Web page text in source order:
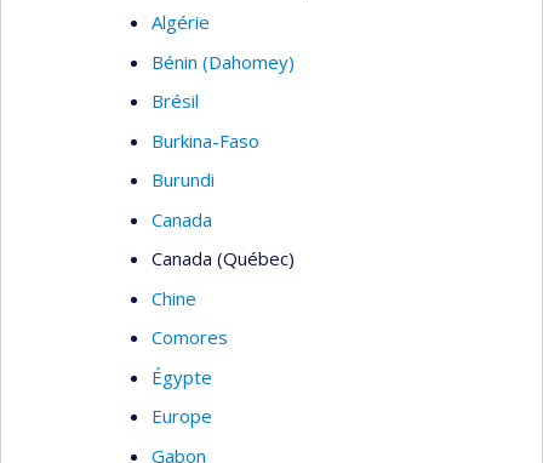
Algérie
Bénin (Dahomey)
Brésil
Burkina-Faso
Burundi
Canada
Canada (Québec)
Chine
Comores
Égypte
Europe
Gabon